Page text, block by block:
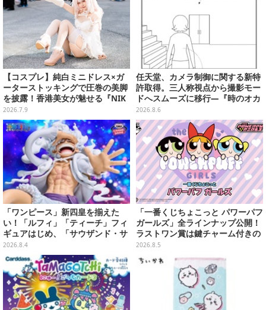
【コスプレ】純白ミニドレス×ガ
ーターストッキングで圧巻の美脚
を披露！香港美女が魅せる『NIK
KE』アリスが小悪魔で可愛い【写
真9枚】
2026.7.9
任天堂、カメラ制御に関する新特
許取得。三人称視点から撮影モー
ドへスムーズに移行―『時のオカ
リナ』リメイク版との関連を推測
する声も
2026.8.6
「ワンピース」新四皇を揃えた
い！「ルフィ」「ティーチ」フィ
ギュアはじめ、「サウザンド・サ
ニー号リモコンカー」など4商品
が順次展開
2026.8.4
「一番くじちょこっと パワーパフ
ガールズ」全ラインナップ公開！
ラストワン賞は鍵チャーム付きの
シール帳スペシャルセットを用意
2026.8.5